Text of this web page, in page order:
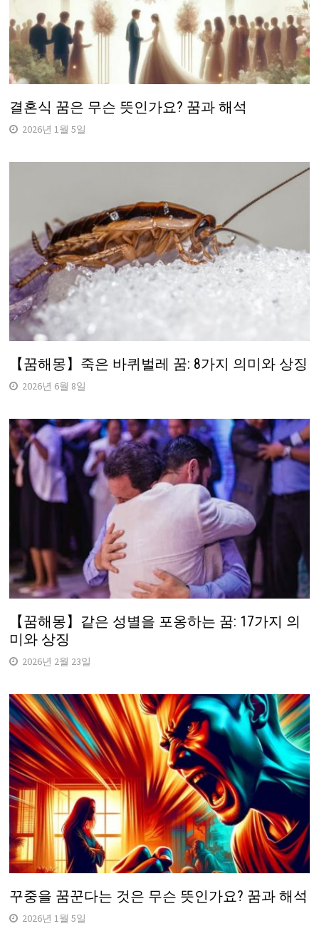
결혼식 꿈은 무슨 뜻인가요? 꿈과 해석
2026년 1월 5일
【꿈해몽】죽은 바퀴벌레 꿈: 8가지 의미와 상징
2026년 6월 8일
【꿈해몽】같은 성별을 포옹하는 꿈: 17가지 의
미와 상징
2026년 2월 23일
꾸중을 꿈꾼다는 것은 무슨 뜻인가요? 꿈과 해석
2026년 1월 5일